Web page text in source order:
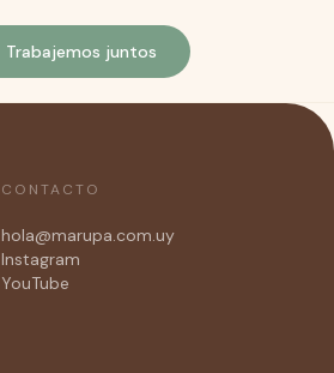
Trabajemos juntos
CONTACTO
hola@marupa.com.uy
Instagram
YouTube